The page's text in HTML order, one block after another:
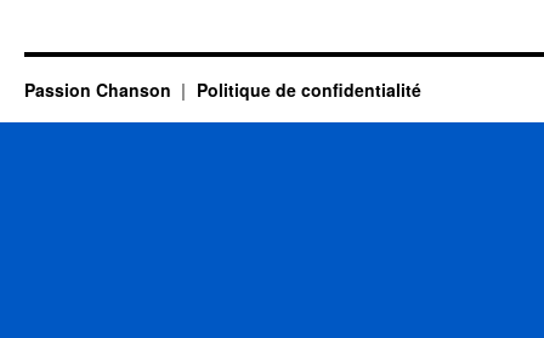
Passion Chanson Politique de confidentialité